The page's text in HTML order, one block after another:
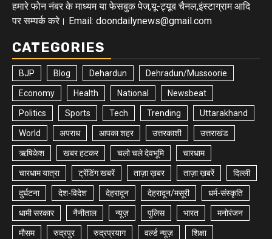
हमारे फोन नंबर के माध्यम या फेसबुक पेज,यू-ट्यूब चैनल,इंस्टाग्राम आदि
पर सम्पर्क करे। Email: doondailynews@gmail.com
CATEGORIES
BJP Blog Dehardun Dehradun/Mussoorie
Economy Health National Newsbeat
Politics Sports Tech Trending Uttarakhand
World अपराध आपका शहर उत्तरकाशी उत्तराखंड
ऋषिकेश खबर हटकर चलो चले देवभूमि चारधाम
चारधाम यात्रा ट्रेंडिंग खबरें ताज़ा ख़बर ताज़ा ख़बरें दिल्ली
दुर्घटना देश-विदेश देहरादून देहरादून/मसूरी धर्म-संस्कृति
धामी सरकार नैनीताल न्यूज़ पुलिस भारत मनोरंजन
मौसम रुद्रपुर रुद्रप्रयाग वर्ल्ड न्यूज़ शिक्षा